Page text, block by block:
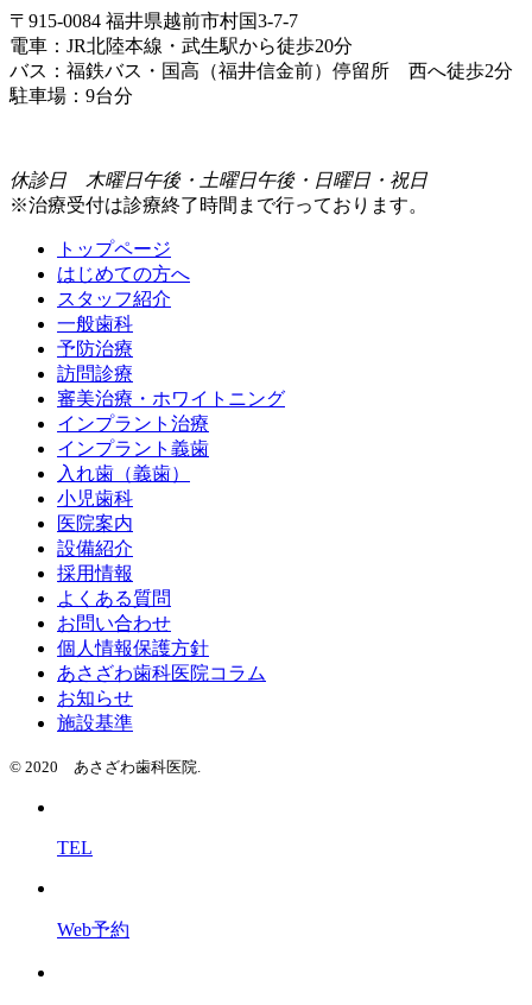
〒915-0084 福井県越前市村国3-7-7
電車：JR北陸本線・武生駅から徒歩20分
バス：福鉄バス・国高（福井信金前）停留所 西へ徒歩2分
駐車場：9台分
休診日 木曜日午後・土曜日午後・日曜日・祝日
※治療受付は診療終了時間まで行っております。
トップページ
はじめての方へ
スタッフ紹介
一般歯科
予防治療
訪問診療
審美治療・ホワイトニング
インプラント治療
インプラント義歯
入れ歯（義歯）
小児歯科
医院案内
設備紹介
採用情報
よくある質問
お問い合わせ
個人情報保護方針
あさざわ歯科医院コラム
お知らせ
施設基準
© 2020 あさざわ歯科医院.
TEL
Web予約